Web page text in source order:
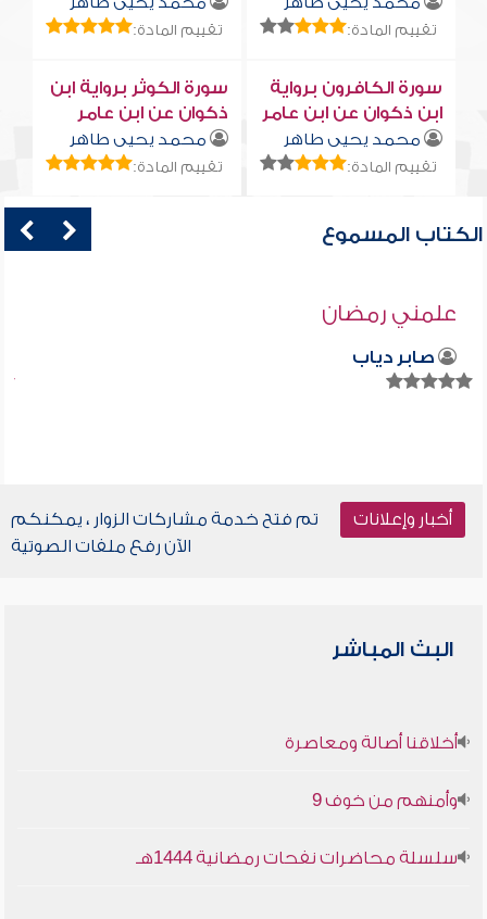
تقييم المادة: تقييم المادة:
سورة الكافرون برواية
ابن ذكوان عن ابن عامر
محمد يحيى طاهر
تقييم المادة:
سورة الكوثر برواية ابن
ذكوان عن ابن عامر
محمد يحيى طاهر
تقييم المادة:
الكتاب المسموع
علمني رمضان
صابر دياب
أخبار وإعلانات
تم فتح خدمة مشاركات الزوار ، يمكنكم
الآن رفع ملفات الصوتية
البث المباشر
أخلاقنا أصالة ومعاصرة
وأمنهم من خوف 9
سلسلة محاضرات نفحات رمضانية 1444هـ